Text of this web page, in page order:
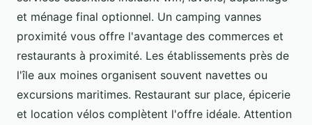
et ménage final optionnel. Un camping vannes
proximité vous offre l'avantage des commerces et
restaurants à proximité. Les établissements près de
l'île aux moines organisent souvent navettes ou
excursions maritimes. Restaurant sur place, épicerie
et location vélos complètent l'offre idéale. Attention